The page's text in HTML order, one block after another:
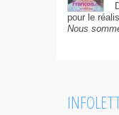
pour le
Nous